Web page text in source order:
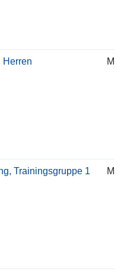
Herren
Trainingsgruppe 1